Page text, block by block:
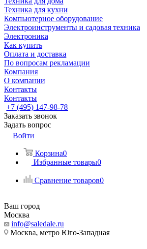
Техника для кухни
Компьютерное оборудование
Электроинструменты и садовая техника
Электроника
Как купить
Оплата и доставка
По вопросам рекламации
Компания
О компании
Контакты
Контакты
+7 (495) 147-98-78
Заказать звонок
Задать вопрос
Войти
Корзина0
Избранные товары0
Сравнение товаров0
Ваш город
Москва
info@saledale.ru
Москва, метро Юго-Западная